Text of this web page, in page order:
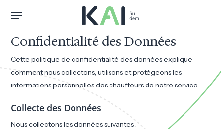
content
Menu
Confidentialité des Données
Cette politique de confidentialité des données explique
comment nous collectons, utilisons et protégeons les
informations personnelles des chauffeurs de notre service
Collecte des Données
Nous collectons les données suivantes :